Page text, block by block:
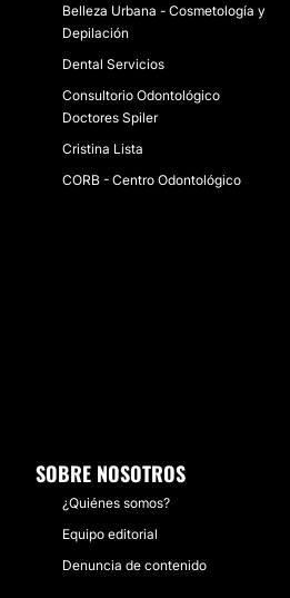
Belleza Urbana - Cosmetología y
Depilación
Dental Servicios
Consultorio Odontológico
Doctores Spiler
Cristina Lista
CORB - Centro Odontológico
SOBRE NOSOTROS
¿Quiénes somos?
Equipo editorial
Denuncia de contenido